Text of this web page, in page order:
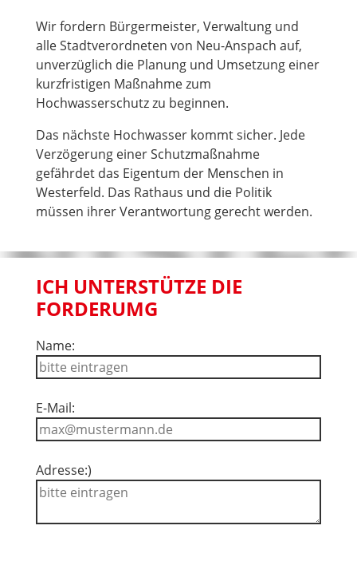
Wir fordern Bürgermeister, Verwaltung und
alle Stadtverordneten von Neu-Anspach auf,
unverzüglich die Planung und Umsetzung einer
kurzfristigen Maßnahme zum
Hochwasserschutz zu beginnen.
Das nächste Hochwasser kommt sicher. Jede
Verzögerung einer Schutzmaßnahme
gefährdet das Eigentum der Menschen in
Westerfeld. Das Rathaus und die Politik
müssen ihrer Verantwortung gerecht werden.
ICH UNTERSTÜTZE DIE
FORDERUMG
Name:
E-Mail:
Adresse:)